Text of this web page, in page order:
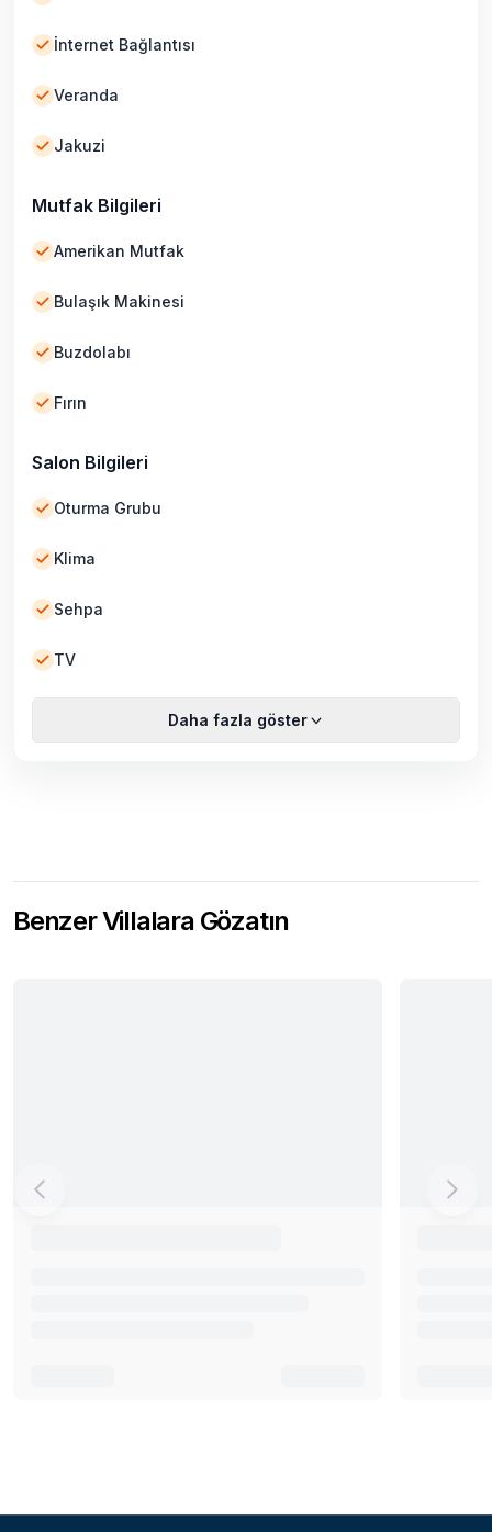
İnternet Bağlantısı
Veranda
Jakuzi
Mutfak Bilgileri
Amerikan Mutfak
Bulaşık Makinesi
Buzdolabı
Fırın
Salon Bilgileri
Oturma Grubu
Klima
Sehpa
TV
Daha fazla göster
Benzer Villalara Gözatın